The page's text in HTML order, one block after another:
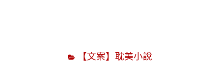
【文案】耽美小說